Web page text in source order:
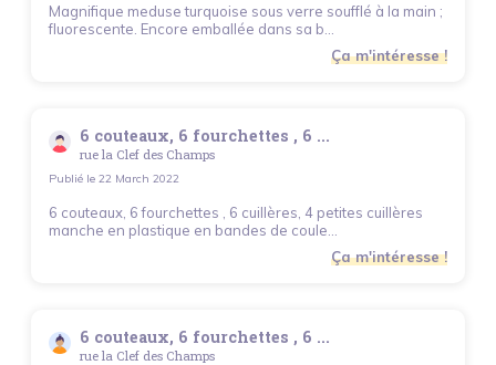
Magnifique meduse turquoise sous verre soufflé à la main ;
fluorescente. Encore emballée dans sa b...
Ça m'intéresse !
6 couteaux, 6 fourchettes , 6 ...
rue la Clef des Champs
Publié le 22 March 2022
6 couteaux, 6 fourchettes , 6 cuillères, 4 petites cuillères
manche en plastique en bandes de coule...
Ça m'intéresse !
6 couteaux, 6 fourchettes , 6 ...
rue la Clef des Champs